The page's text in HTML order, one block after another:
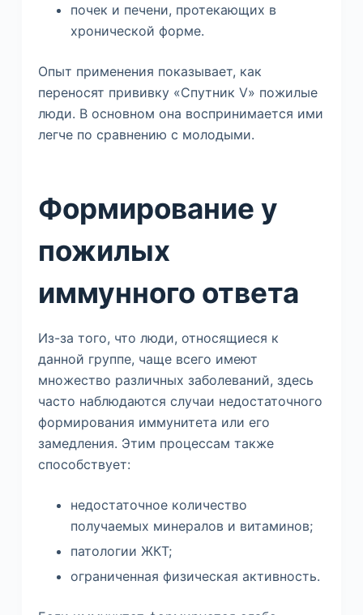
почек и печени, протекающих в
хронической форме.
Опыт применения показывает, как
переносят прививку «Спутник V» пожилые
люди. В основном она воспринимается ими
легче по сравнению с молодыми.
Формирование у
пожилых
иммунного ответа
Из-за того, что люди, относящиеся к
данной группе, чаще всего имеют
множество различных заболеваний, здесь
часто наблюдаются случаи недостаточного
формирования иммунитета или его
замедления. Этим процессам также
способствует:
недостаточное количество
получаемых минералов и витаминов;
патологии ЖКТ;
ограниченная физическая активность.